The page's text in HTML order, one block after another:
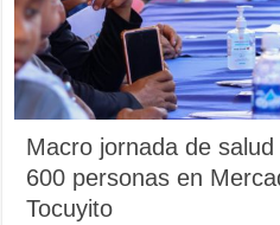
Macro jornada de
600 personas en
Tocuyito